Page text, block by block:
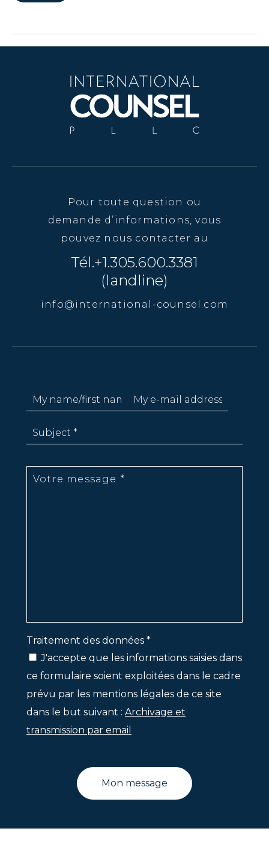
Pour toute question ou
demande d’informations, vous
pouvez nous contacter au
Tél.+1.305.600.3381
(landline)
info@international-counsel.com
Traitement des données *
J'accepte que les informations saisies dans
ce formulaire soient exploitées dans le cadre
prévu par les mentions légales de ce site
dans le but suivant : Archivage et
transmission par email